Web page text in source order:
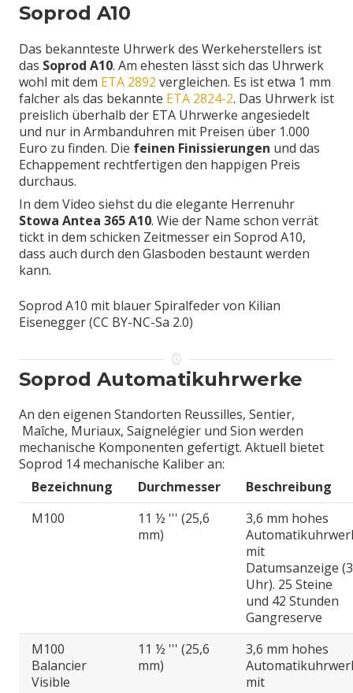
Soprod A10
Das bekannteste Uhrwerk des Werkeherstellers ist
das Soprod A10. Am ehesten lässt sich das Uhrwerk
wohl mit dem ETA 2892 vergleichen. Es ist etwa 1 mm
falcher als das bekannte ETA 2824-2. Das Uhrwerk ist
preislich überhalb der ETA Uhrwerke angesiedelt
und nur in Armbanduhren mit Preisen über 1.000
Euro zu finden. Die feinen Finissierungen und das
Echappement rechtfertigen den happigen Preis
durchaus.
In dem Video siehst du die elegante Herrenuhr
Stowa Antea 365 A10. Wie der Name schon verrät
tickt in dem schicken Zeitmesser ein Soprod A10,
dass auch durch den Glasboden bestaunt werden
kann.
Soprod A10 mit blauer Spiralfeder von Kilian
Eisenegger (CC BY-NC-Sa 2.0)
Soprod Automatikuhrwerke
An den eigenen Standorten Reussilles, Sentier,
Maîche, Muriaux, Saignelégier und Sion werden
mechanische Komponenten gefertigt. Aktuell bietet
Soprod 14 mechanische Kaliber an:
Bezeichnung
Durchmesser
Beschreibung
M100
11 ½ ''' (25,6
mm)
3,6 mm hohes
mit
Datumsanzeige (3
Uhr). 25 Steine
und 42 Stunden
Gangreserve
M100
Balancier
Visible
11 ½ ''' (25,6
mm)
3,6 mm hohes
mit